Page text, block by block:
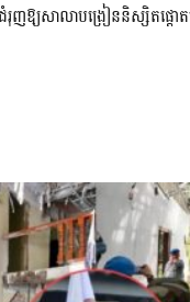
ញឱ្យសាលាបង្រៀននិស្សិតផ្ត